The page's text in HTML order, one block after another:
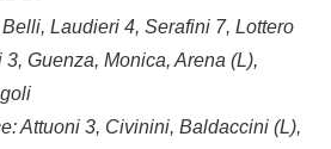
Laudieri 4, Serafini 7, Lottero
Guenza, Monica, Arena (L),
Attuoni 3, Civinini, Baldaccini (L),